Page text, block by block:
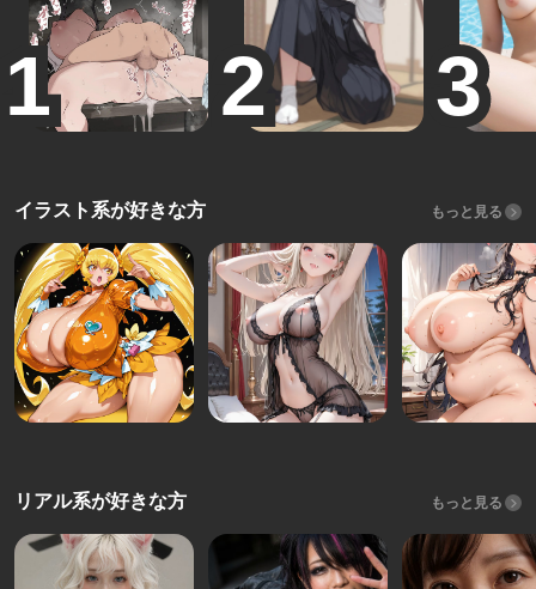
イラスト系が好きな方 もっと見る
リアル系が好きな方 もっと見る